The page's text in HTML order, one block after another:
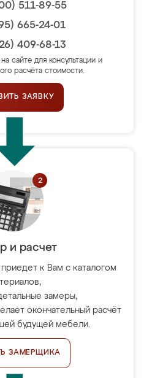
511-89-55
665-24-01
409-68-13
сайте для консультации и
расчёта стоимости.
ЗАЯВКУ
и расчет
к Вам с каталогом
замеры,
окончательный расчёт
будущей мебели.
ЗАМЕРЩИКА